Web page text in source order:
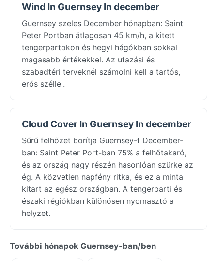
Wind In Guernsey In december
Guernsey szeles December hónapban: Saint
Peter Portban átlagosan 45 km/h, a kitett
tengerpartokon és hegyi hágókban sokkal
magasabb értékekkel. Az utazási és
szabadtéri terveknél számolni kell a tartós,
erős széllel.
Cloud Cover In Guernsey In december
Sűrű felhőzet borítja Guernsey-t December-
ban: Saint Peter Port-ban 75% a felhőtakaró,
és az ország nagy részén hasonlóan szürke az
ég. A közvetlen napfény ritka, és ez a minta
kitart az egész országban. A tengerparti és
északi régiókban különösen nyomasztó a
helyzet.
További hónapok Guernsey-ban/ben